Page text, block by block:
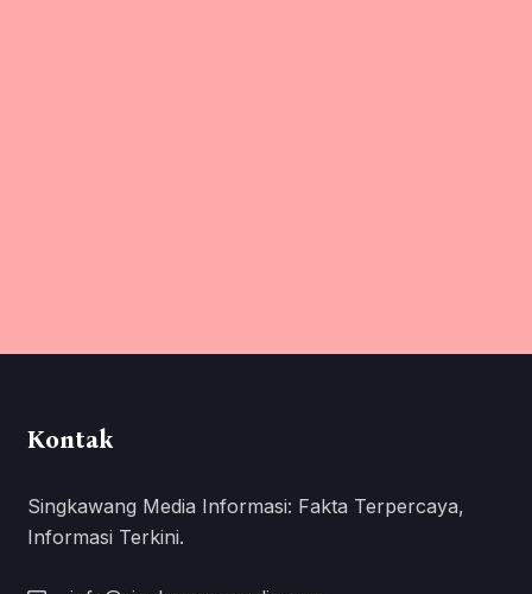
Kontak
Singkawang Media Informasi: Fakta Terpercaya,
Informasi Terkini.